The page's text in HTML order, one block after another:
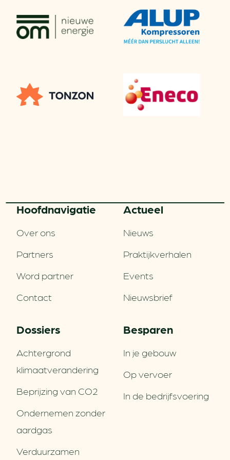
Hoofd­navigatie
Over ons
Partners
Word partner
Contact
Actueel
Nieuws
Praktijkverhalen
Events
Nieuwsbrief
Dossiers
Achtergrond
klimaatverandering
Beprijzing van CO2
Ondernemen zonder
aardgas
Verduurzamen
Besparen
In je gebouw
Op vervoer
In de bedrijfsvoering